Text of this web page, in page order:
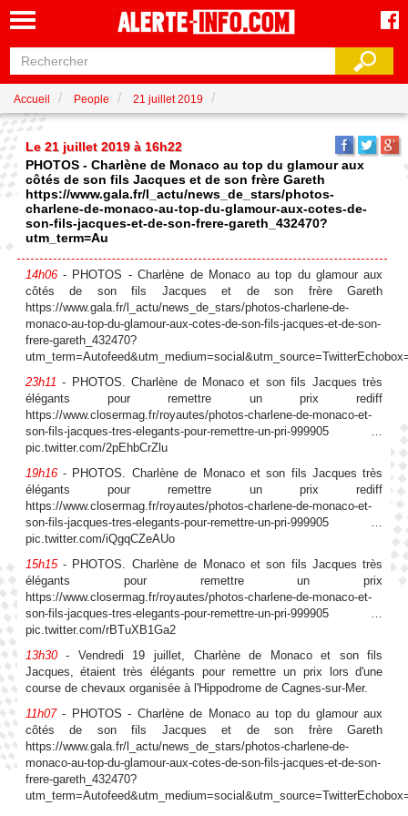
Accueil People 21 juillet 2019
Le 21 juillet 2019 à 16h22
PHOTOS - Charlène de Monaco au top du glamour aux
côtés de son fils Jacques et de son frère Gareth
https://www.gala.fr/l_actu/news_de_stars/photos-
charlene-de-monaco-au-top-du-glamour-aux-cotes-de-
son-fils-jacques-et-de-son-frere-gareth_432470?
utm_term=Au
14h06- PHOTOS - Charlène de Monaco au top du glamour aux
côtés de son fils Jacques et de son frère Gareth
https://www.gala.fr/l_actu/news_de_stars/photos-charlene-de-
monaco-au-top-du-glamour-aux-cotes-de-son-fils-jacques-et-de-son-
frere-gareth_432470?
23h11 - PHOTOS. Charlène de Monaco et son fils Jacques très
élégants pour remettre un prix rediff
https://www.closermag.fr/royautes/photos-charlene-de-monaco-et-
son-fils-jacques-tres-elegants-pour-remettre-un-pri-999905 …
pic.twitter.com/2pEhbCrZlu
19h16- PHOTOS. Charlène de Monaco et son fils Jacques très
élégants pour remettre un prix rediff
https://www.closermag.fr/royautes/photos-charlene-de-monaco-et-
son-fils-jacques-tres-elegants-pour-remettre-un-pri-999905 …
pic.twitter.com/iQgqCZeAUo
15h15- PHOTOS. Charlène de Monaco et son fils Jacques très
élégants pour remettre un prix
https://www.closermag.fr/royautes/photos-charlene-de-monaco-et-
son-fils-jacques-tres-elegants-pour-remettre-un-pri-999905 …
pic.twitter.com/rBTuXB1Ga2
13h30- Vendredi 19 juillet, Charlène de Monaco et son fils
Jacques, étaient très élégants pour remettre un prix lors d'une
course de chevaux organisée à l'Hippodrome de Cagnes-sur-Mer.
11h07- PHOTOS - Charlène de Monaco au top du glamour aux
côtés de son fils Jacques et de son frère Gareth
https://www.gala.fr/l_actu/news_de_stars/photos-charlene-de-
monaco-au-top-du-glamour-aux-cotes-de-son-fils-jacques-et-de-son-
frere-gareth_432470?